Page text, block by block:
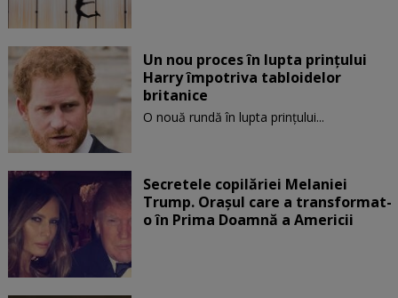
Un nou proces în lupta prinţului
Harry împotriva tabloidelor
britanice
O nouă rundă în lupta prinţului...
Secretele copilăriei Melaniei
Trump. Orașul care a transformat-
o în Prima Doamnă a Americii